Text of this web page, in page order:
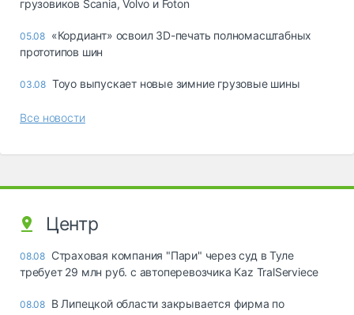
грузовиков Scania, Volvo и Foton
05.08 «Кордиант» освоил 3D-печать полномасштабных
прототипов шин
03.08 Toyo выпускает новые зимние грузовые шины
Все новости
Центр
08.08 Страховая компания "Пари" через суд в Туле
требует 29 млн руб. с автоперевозчика Kaz TralServiece
08.08 В Липецкой области закрывается фирма по